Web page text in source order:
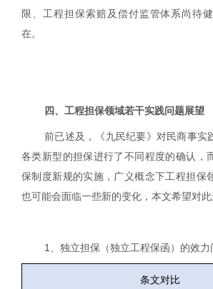
限、工程担保索赔及偿付监管体系尚待
在。
四、工程担保领域若干实践问题展望
前已述及，《九民纪要》对民商事实
各类新型的担保进行了不同程度的确认，
保制度新规的实施，广义概念下工程担保
也可能会面临一些新的变化，本文希望对此
1 、独立担保（独立工程保函）的效力
条文对比